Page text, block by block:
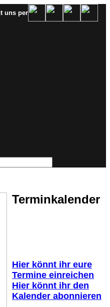
uns per
Terminkalender
Hier könnt ihr eure
Termine einreichen
Hier könnt ihr den
Kalender abonnieren